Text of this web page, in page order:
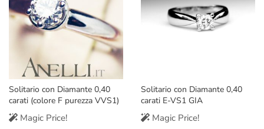
Solitario con Diamante 0,40
carati (colore F purezza VVS1)
Magic Price!
Solitario con Diamante 0,40
carati E-VS1 GIA
Magic Price!